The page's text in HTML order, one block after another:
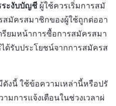
ระงับบัญชี ผู้ใช้ควรเริ่มการสมั
สมัครสมาชิกของผู้ใช้ถูกต่ออา
รียมหน้าการซื้อการสมัครสมา
ด้รับประโยชน์จากการสมัครส
ดังนี้ ใช้ข้อความเหล่านี้หรือปรั
มการแจ้งเตือนในช่วงเวลาผ่